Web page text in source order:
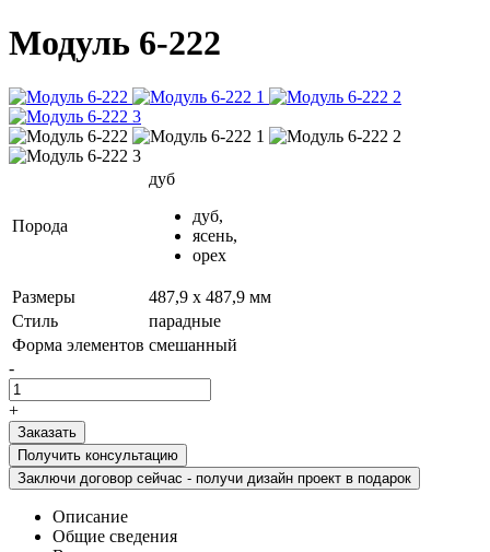
Модуль 6-222
Порода
дуб
дуб,
ясень,
орех
Размеры
487,9 x 487,9 мм
Стиль
парадные
Форма элементов смешанный
-
+
Получить консультацию
Заключи договор сейчас - получи дизайн проект в подарок
Описание
Общие сведения